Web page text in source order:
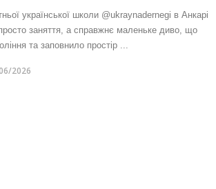
української школи @ukraynadernegi в Анкарі
заняття, а справжнє маленьке диво, що
та заповнило простір ...
2026